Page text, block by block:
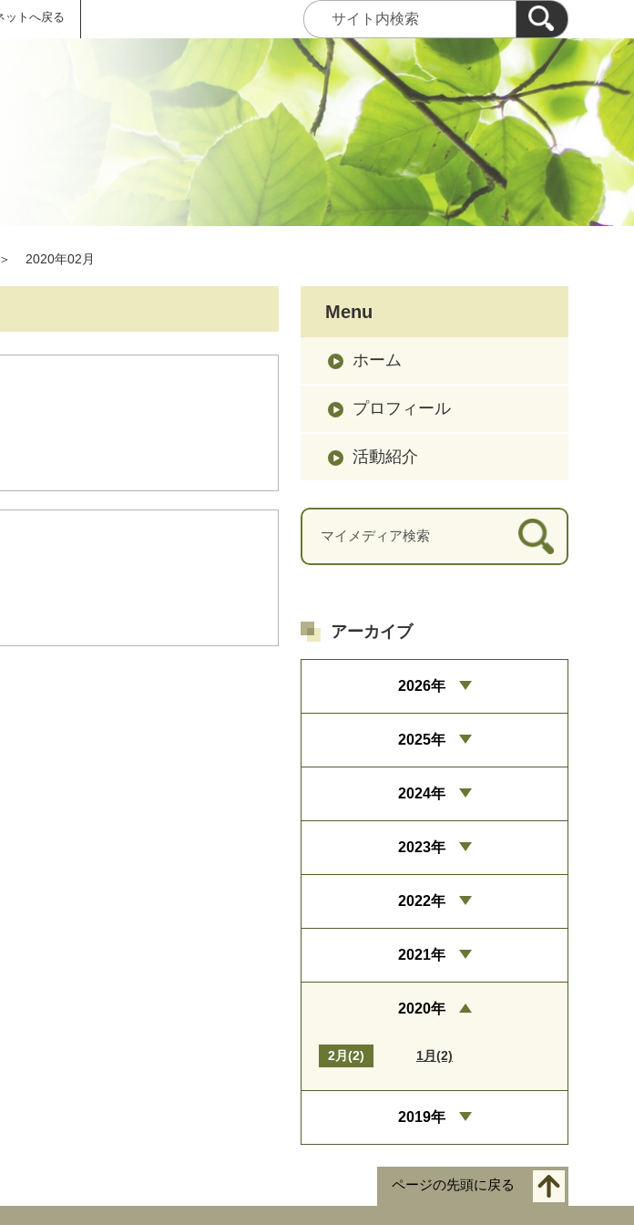
ットへ戻る
＞ 2020年02月
Menu
ホーム
プロフィール
活動紹介
アーカイブ
2026年
2025年
2024年
2023年
2022年
2021年
2020年
2月(2) 1月(2)
2019年
ページの先頭に戻る